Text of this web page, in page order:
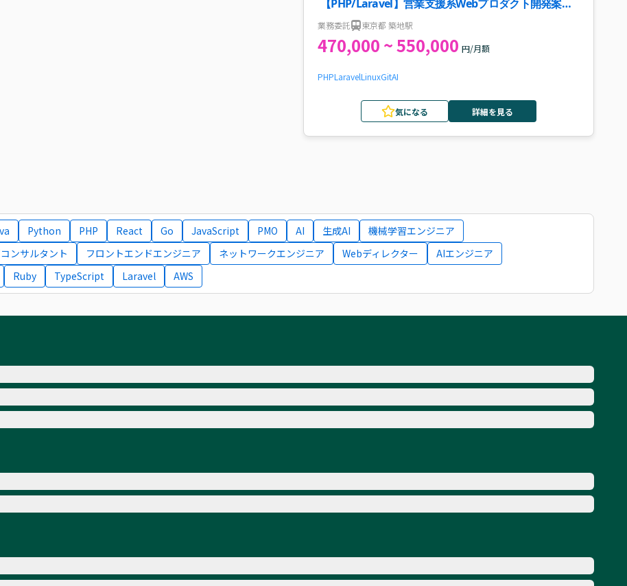
【PHP/Laravel】営業支援系Webプロダクト開発案
件・求人
業務委託 東京都 築地駅
470,000 ~ 550,000 円/月額
PHPLaravelLinuxGitAI
気になる 詳細を見る
Python PHP React Go JavaScript PMO AI 生成AI
機械学習エンジニア
ンサルタント フロントエンドエンジニア ネットワークエンジニア Webディレクター
AIエンジニア
Ruby TypeScript Laravel AWS